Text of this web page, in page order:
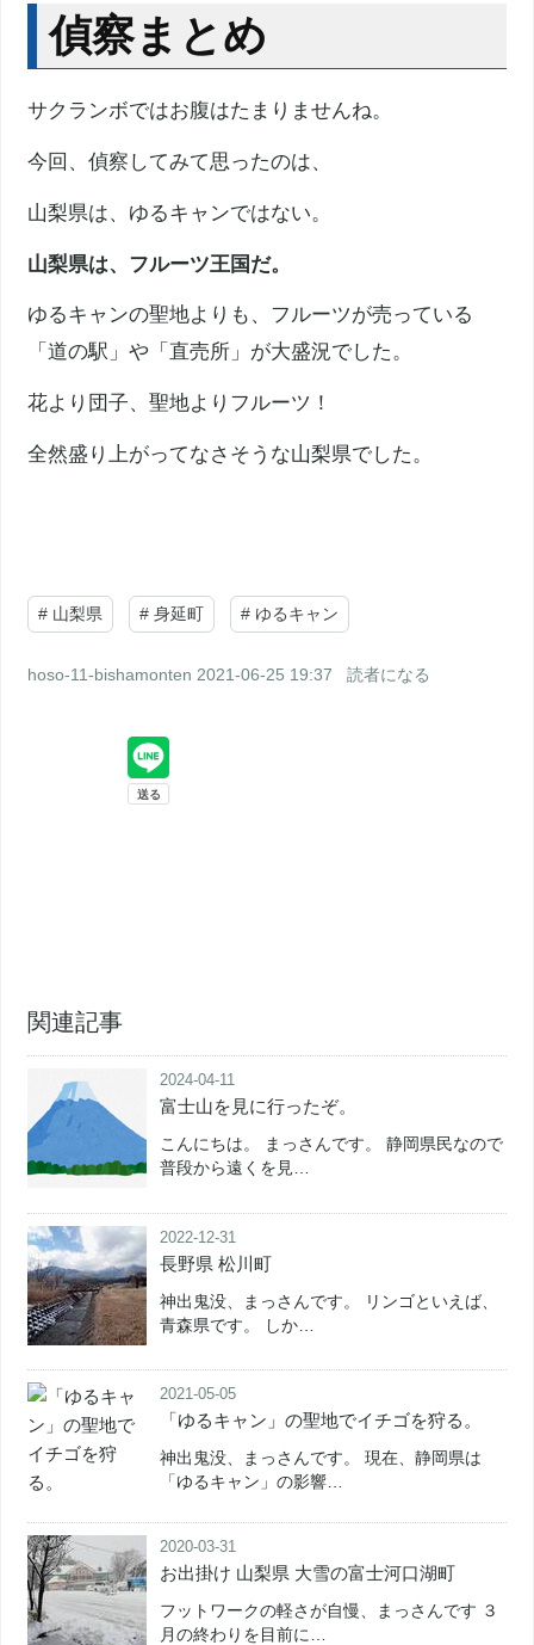
偵察まとめ
サクランボではお腹はたまりませんね。
今回、偵察してみて思ったのは、
山梨県は、ゆるキャンではない。
山梨県は、フルーツ王国だ。
ゆるキャンの聖地よりも、フルーツが売っている
「道の駅」や「直売所」が大盛況でした。
花より団子、聖地よりフルーツ！
全然盛り上がってなさそうな山梨県でした。
# 山梨県 # 身延町 # ゆるキャン
hoso-11-bishamonten 2021-06-25 19:37 読者になる
関連記事
2024-04-11
富士山を見に行ったぞ。
こんにちは。 まっさんです。 静岡県民なので
普段から遠くを見…
2022-12-31
長野県 松川町
神出鬼没、まっさんです。 リンゴといえば、
青森県です。 しか…
2021-05-05
「ゆるキャン」の聖地でイチゴを狩る。
神出鬼没、まっさんです。 現在、静岡県は
「ゆるキャン」の影響…
2020-03-31
お出掛け 山梨県 大雪の富士河口湖町
フットワークの軽さが自慢、まっさんです ３
月の終わりを目前に…